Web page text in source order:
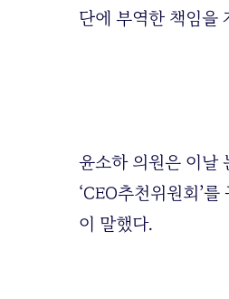
단에 부역한 책임을
윤소하 의원은 이날
‘CEO추천위원회’
이 말했다.